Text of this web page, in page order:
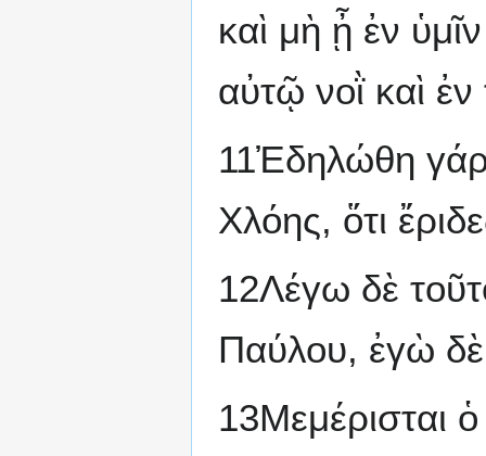
καὶ μὴ ᾖ ἐν
αὐτῷ νοῒ καὶ
11Ἐδηλώθη
Χλόης, ὅτι
12Λέγω δὲ
Παύλου, ἐγὼ
13Μεμέρισται